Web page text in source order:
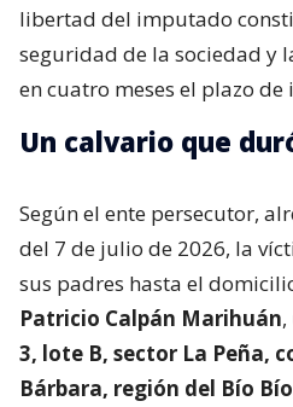
libertad del imputado
seguridad de la sociedad y
en cuatro meses el plazo de
Un calvario que
Según el ente persecutor,
del 7 de julio de 2026, la
sus padres hasta el
Patricio Calpán Marihuán
3, lote B, sector La Peña,
Bárbara, región del Bío Bío